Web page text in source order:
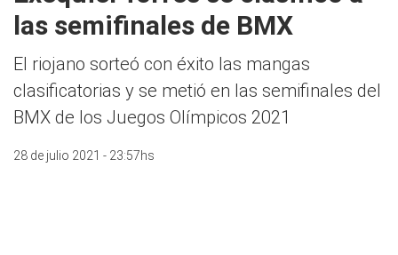
las semifinales de BMX
El riojano sorteó con éxito las mangas
clasificatorias y se metió en las semifinales del
BMX de los Juegos Olímpicos 2021
28 de julio 2021 - 23:57hs